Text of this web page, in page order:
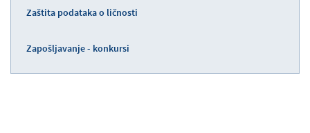
Zaštita podataka o ličnosti
Zapošljavanje - konkursi